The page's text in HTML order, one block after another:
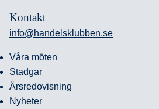
Kontakt
info@handelsklubben.se
Våra möten
Stadgar
Årsredovisning
Nyheter